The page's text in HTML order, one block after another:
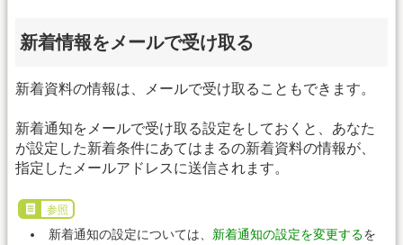
新着情報をメールで受け取る
新着資料の情報は、メールで受け取ることもできます。
新着通知をメールで受け取る設定をしておくと、あなた
が設定した新着条件にあてはまるの新着資料の情報が、
指定したメールアドレスに送信されます。
参照
新着通知の設定については、 新着通知の設定を変更するを